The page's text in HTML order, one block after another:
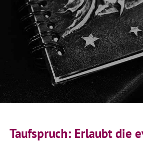
Taufspruch: Erlaubt die